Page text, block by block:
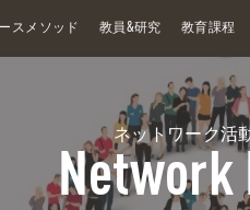
スメソッド 教員&研究 教育課程
ネットワーク活
Network